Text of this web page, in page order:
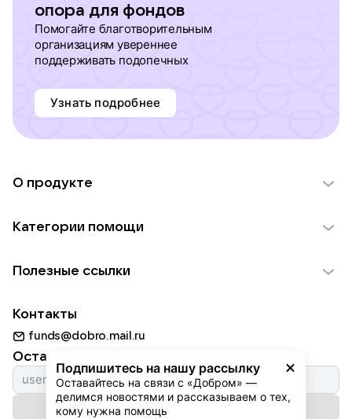
опора для фондов
Помогайте благотворительным
организациям увереннее
поддерживать подопечных
Узнать подробнее
Подпишитесь на нашу рассылку
Оставайтесь на связи с «Добром» —
делимся новостями и рассказываем о тех,
кому нужна помощь
О продукте
Использование материалов
Для НКО
Партнерам
Категории помощи
Пожилым
Животным
Природе
Культуре
Фондам
Полезные ссылки
Добрый день
Истории
Автоплатежи
Контакты
funds@dobro.mail.ru
Оставайтесь с нами
Подписаться на рассылку